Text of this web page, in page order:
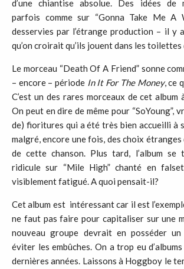
d’une chiantise absolue. Des idées de
parfois comme sur “Gonna Take Me A
desservies par l’étrange production – il y
qu’on croirait qu’ils jouent dans les toilettes
Le morceau “Death Of A Friend” sonne
– encore – période In It For The Money, ce
C’est un des rares morceaux de cet album
On peut en dire de même pour “SoYoung”,
de) fioritures qui a été très bien accueilli à
malgré, encore une fois, des choix
de cette chanson. Plus tard, l’album se
ridicule sur “Mile High” chanté en
visiblement fatigué. A quoi pensait-il?
Cet album est intéressant car il est
ne faut pas faire pour capitaliser sur une
nouveau groupe devrait en posséder
éviter les embûches. On a trop eu
dernières années. Laissons à Hoggboy le